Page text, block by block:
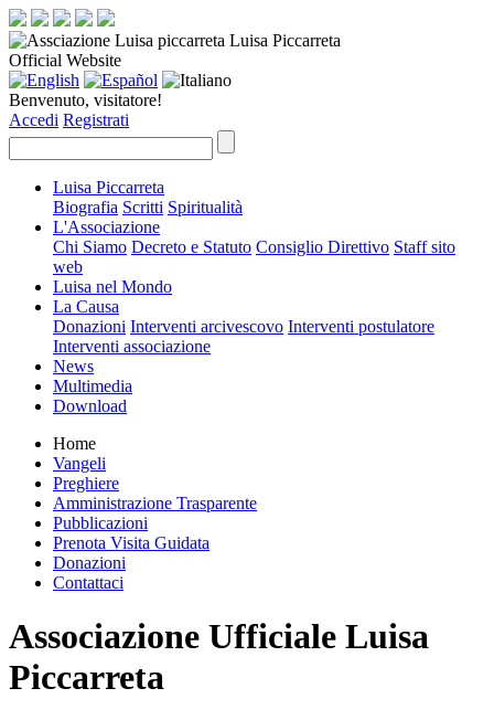
Luisa Piccarreta
Official Website
Benvenuto, visitatore!
Accedi Registrati
Luisa Piccarreta
Biografia Scritti Spiritualità
L'Associazione
Chi Siamo Decreto e Statuto Consiglio Direttivo Staff sito
web
Luisa nel Mondo
La Causa
Donazioni Interventi arcivescovo Interventi postulatore
Interventi associazione
News
Multimedia
Download
Home
Vangeli
Preghiere
Amministrazione Trasparente
Pubblicazioni
Prenota Visita Guidata
Donazioni
Contattaci
Associazione Ufficiale Luisa
Piccarreta